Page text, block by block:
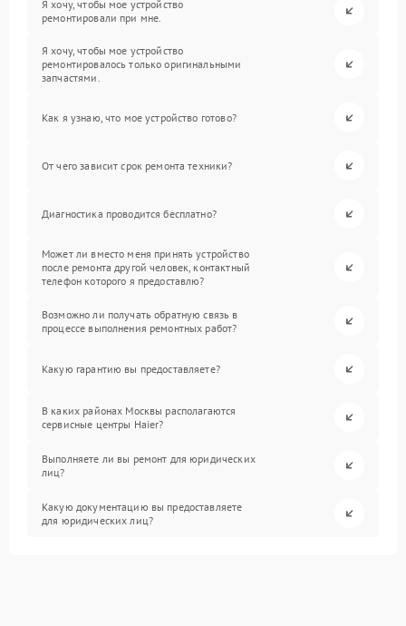
Я хочу, чтобы мое устройство
ремонтировали при мне.
Я хочу, чтобы мое устройство
ремонтировалось только оригинальными
запчастями.
Как я узнаю, что мое устройство готово?
От чего зависит срок ремонта техники?
Диагностика проводится бесплатно?
Может ли вместо меня принять устройство
после ремонта другой человек, контактный
телефон которого я предоставлю?
Возможно ли получать обратную связь в
процессе выполнения ремонтных работ?
Какую гарантию вы предоставляете?
В каких районах Москвы располагаются
сервисные центры Haier?
Выполняете ли вы ремонт для юридических
лиц?
Какую документацию вы предоставляете
для юридических лиц?